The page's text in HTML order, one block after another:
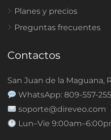
Planes y precios
Preguntas frecuentes
Contactos
San Juan de la Maguana,
WhatsApp: 809-557-
soporte@direveo.com
Lun–Vie